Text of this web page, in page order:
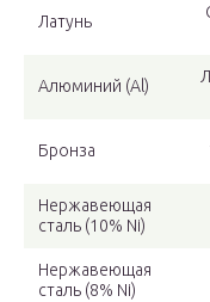
Латунь
Алюминий (Al)
Бронза
Нержавеющая
сталь (10% Ni)
Нержавеющая
сталь (8% Ni)